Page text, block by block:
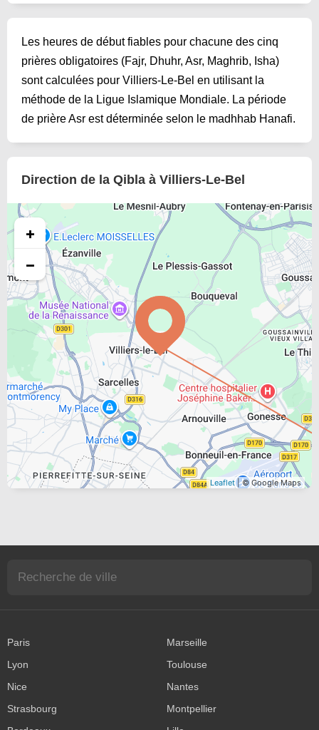
Les heures de début fiables pour chacune des cinq
prières obligatoires (Fajr, Dhuhr, Asr, Maghrib, Isha)
sont calculées pour Villiers-Le-Bel en utilisant la
méthode de la Ligue Islamique Mondiale. La période
de prière Asr est déterminée selon le madhhab Hanafi.
Direction de la Qibla à Villiers-Le-Bel
+
−
Leaflet| © Google Maps
Paris
Marseille
Lyon
Toulouse
Nice
Nantes
Strasbourg
Montpellier